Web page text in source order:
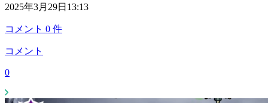
2025年3月29日13:13
コメント 0 件
コメント
0